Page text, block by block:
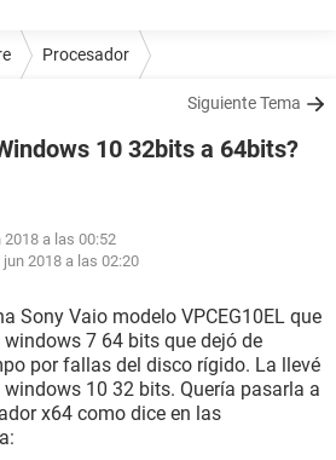
Procesador
Siguiente Tema
10 32bits a 64bits?
2018 a las 00:52
jun 2018 a las 02:20
Sony Vaio modelo VPCEG10EL que
7 64 bits que dejó de
por fallas del disco rígido. La llevé
10 32 bits. Quería pasarla a
x64 como dice en las